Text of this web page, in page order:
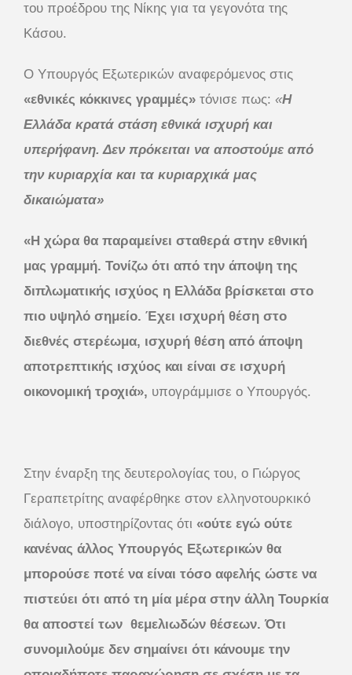
του προέδρου της Νίκης για τα γεγονότα της
Κάσου.
Ο Υπουργός Εξωτερικών αναφερόμενος στις
«εθνικές κόκκινες γραμμές» τόνισε πως: «Η
Ελλάδα κρατά στάση εθνικά ισχυρή και
υπερήφανη. Δεν πρόκειται να αποστούμε από
την κυριαρχία και τα κυριαρχικά μας
δικαιώματα»
«H χώρα θα παραμείνει σταθερά στην εθνική
μας γραμμή. Τονίζω ότι από την άποψη της
διπλωματικής ισχύος η Ελλάδα βρίσκεται στο
πιο υψηλό σημείο. Έχει ισχυρή θέση στο
διεθνές στερέωμα, ισχυρή θέση από άποψη
αποτρεπτικής ισχύος και είναι σε ισχυρή
οικονομική τροχιά», υπογράμμισε ο Υπουργός.
Στην έναρξη της δευτερολογίας του, ο Γιώργος
Γεραπετρίτης αναφέρθηκε στον ελληνοτουρκικό
διάλογο, υποστηρίζοντας ότι «ούτε εγώ ούτε
κανένας άλλος Υπουργός Εξωτερικών θα
μπορούσε ποτέ να είναι τόσο αφελής ώστε να
πιστεύει ότι από τη μία μέρα στην άλλη Τουρκία
θα αποστεί των θεμελιωδών θέσεων. Ότι
συνομιλούμε δεν σημαίνει ότι κάνουμε την